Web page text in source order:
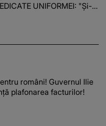
UNIFORMEI: "Și-a
români! Guvernul Ilie
plafonarea facturilor!